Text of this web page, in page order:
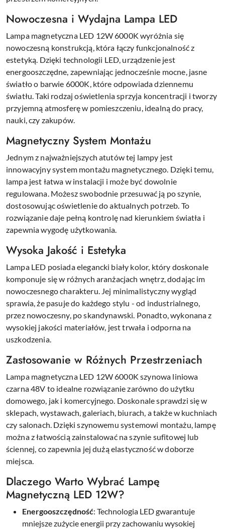
Nowoczesna i Wydajna Lampa LED
Lampa magnetyczna LED 12W 6000K wyróżnia się
nowoczesną konstrukcją, która łączy funkcjonalność z
estetyką. Dzięki technologii LED, urządzenie jest
energooszczędne, zapewniając jednocześnie mocne, jasne
światło o barwie 6000K, które odpowiada dziennemu
światłu. Taki rodzaj oświetlenia sprzyja koncentracji i tworzy
przyjemną atmosferę w pomieszczeniu, idealną do pracy,
nauki, czy zakupów.
Magnetyczny System Montażu
Jednym z najważniejszych atutów tej lampy jest
innowacyjny system montażu magnetycznego. Dzięki temu,
lampa jest łatwa w instalacji i może być dowolnie
regulowana. Możesz swobodnie przesuwać ją po szynie,
dostosowując oświetlenie do aktualnych potrzeb. To
rozwiązanie daje pełną kontrolę nad kierunkiem światła i
zapewnia wygodę użytkowania.
Wysoka Jakość i Estetyka
Lampa LED posiada elegancki biały kolor, który doskonale
komponuje się w różnych aranżacjach wnętrz, dodając im
nowoczesnego charakteru. Jej minimalistyczny wygląd
sprawia, że pasuje do każdego stylu - od industrialnego,
przez nowoczesny, po skandynawski. Ponadto, wykonana z
wysokiej jakości materiałów, jest trwała i odporna na
uszkodzenia.
Zastosowanie w Różnych Przestrzeniach
Lampa magnetyczna LED 12W 6000K szynowa liniowa
czarna 48V to idealne rozwiązanie zarówno do użytku
domowego, jak i komercyjnego. Doskonale sprawdzi się w
sklepach, wystawach, galeriach, biurach, a także w kuchniach
czy salonach. Dzięki szynowemu systemowi montażu, lampę
można z łatwością zainstalować na szynie sufitowej lub
ściennej, co zapewnia jej dużą elastyczność w doborze
miejsca.
Dlaczego Warto Wybrać Lampę
Magnetyczną LED 12W?
Energooszczędność: Technologia LED gwarantuje
mniejsze zużycie energii przy zachowaniu wysokiej